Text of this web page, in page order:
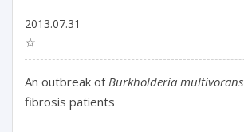
2013.07.31
☆
An outbreak ofBurkholderia multivorans
fibrosis patients